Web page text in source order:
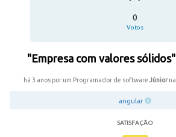
0
Votos
"Empresa com valores sólidos"
há 3 anos por um Programador de software Júniorna
angular
SATISFAÇÃO